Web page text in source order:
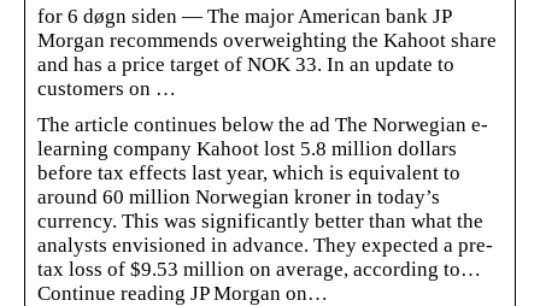
for 6 døgn siden — The major American bank JP
Morgan recommends overweighting the Kahoot share
and has a price target of NOK 33. In an update to
customers on …
The article continues below the ad The Norwegian e-
learning company Kahoot lost 5.8 million dollars
before tax effects last year, which is equivalent to
around 60 million Norwegian kroner in today’s
currency. This was significantly better than what the
analysts envisioned in advance. They expected a pre-
tax loss of $9.53 million on average, according to…
Continue reading JP Morgan on…